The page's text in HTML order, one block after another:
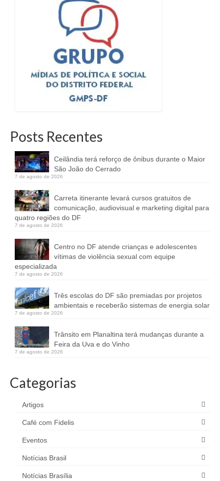
Posts Recentes
Ceilândia terá reforço de ônibus durante o Maior
São João do Cerrado
7 de agosto de 2026
Carreta itinerante levará cursos gratuitos de
comunicação, audiovisual e marketing digital para
quatro regiões do DF
7 de agosto de 2026
Centro no DF atende crianças e adolescentes
vítimas de violência sexual com equipe
especializada
7 de agosto de 2026
Três escolas do DF são premiadas por projetos
ambientais e receberão sistemas de energia solar
7 de agosto de 2026
Trânsito em Planaltina terá mudanças durante a
Feira da Uva e do Vinho
7 de agosto de 2026
Categorias
Artigos
Café com Fidelis
Eventos
Notícias Brasil
Notícias Brasília